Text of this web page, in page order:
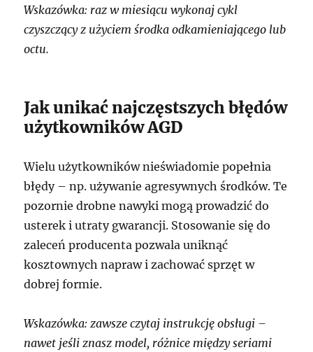
Wskazówka: raz w miesiącu wykonaj cykl
czyszczący z użyciem środka odkamieniającego lub
octu.
Jak unikać najczęstszych błędów
użytkowników AGD
Wielu użytkowników nieświadomie popełnia
błędy – np. używanie agresywnych środków. Te
pozornie drobne nawyki mogą prowadzić do
usterek i utraty gwarancji. Stosowanie się do
zaleceń producenta pozwala uniknąć
kosztownych napraw i zachować sprzęt w
dobrej formie.
Wskazówka: zawsze czytaj instrukcję obsługi –
nawet jeśli znasz model, różnice między seriami